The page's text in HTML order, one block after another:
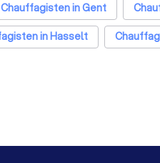
Chauffagisten in Gent
in Hasselt